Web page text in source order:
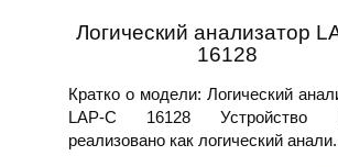
Логический анализатор
16128
Кратко о модели: Логический
LAP-C 16128 Устройство
реализовано как логический